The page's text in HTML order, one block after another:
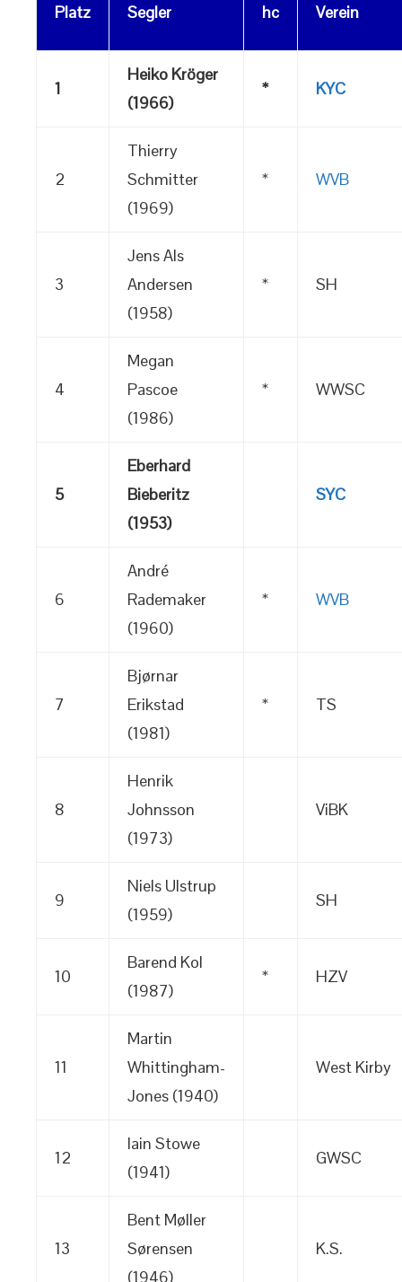
Platz Segler hc Verein
1
Heiko Kröger
(1966)
* KYC
2
Thierry
Schmitter
(1969)
* WVB
3
Jens Als
Andersen
(1958)
* SH
4
Megan
Pascoe
(1986)
* WWSC
5
Eberhard
Bieberitz
(1953)
SYC
6
André
Rademaker
(1960)
* WVB
7
Bjørnar
Erikstad
(1981)
* TS
8
Henrik
Johnsson
(1973)
ViBK
9
Niels Ulstrup
(1959)
SH
10
Barend Kol
(1987)
* HZV
11
Martin
Whittingham-
Jones (1940)
West Kirby
12
Iain Stowe
(1941)
GWSC
13
Bent Møller
Sørensen
(1946)
K.S.